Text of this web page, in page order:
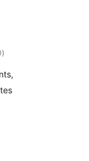
notes
en
)